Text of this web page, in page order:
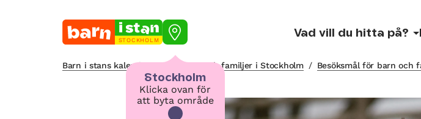
STOCKHOLM
Stockholm
Klicka ovan för
att byta område
Vad vill du hitta på?
Barn i stans kalendarium för barn och familjer i Stockholm / Besöksmål för barn och